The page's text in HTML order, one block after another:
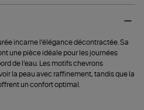
incarne l’élégance décontractée. Sa
une pièce idéale pour les journées
de l’eau. Les motifs chevrons
la peau avec raffinement, tandis que la
un confort optimal.